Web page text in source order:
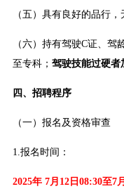
（五）具有良好的品行
（六）持有驾驶C证、
至专科； 驾驶技能过硬者
四、招聘程序
（一）报名及资格审查
1.报名时间：
2025年 7月12日08:30至7